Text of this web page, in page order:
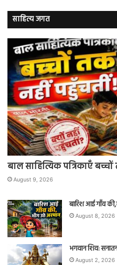
साहित्य जगत
बाल साहित्यिक पत्रिकाएँ
August 9, 2026
बारिश आई गाँव
August 8, 2026
भगवान शिव:
August 2, 2026